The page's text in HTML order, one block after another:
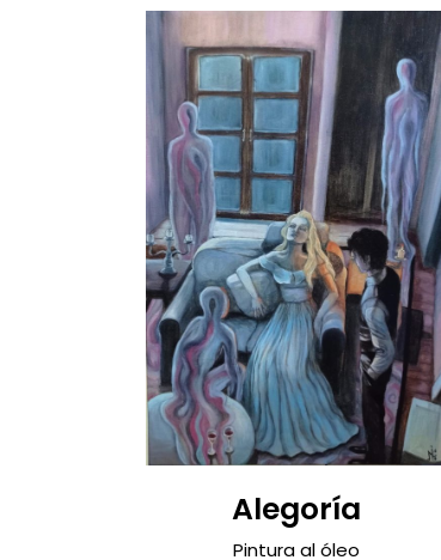
Alegoría
Pintura al óleo